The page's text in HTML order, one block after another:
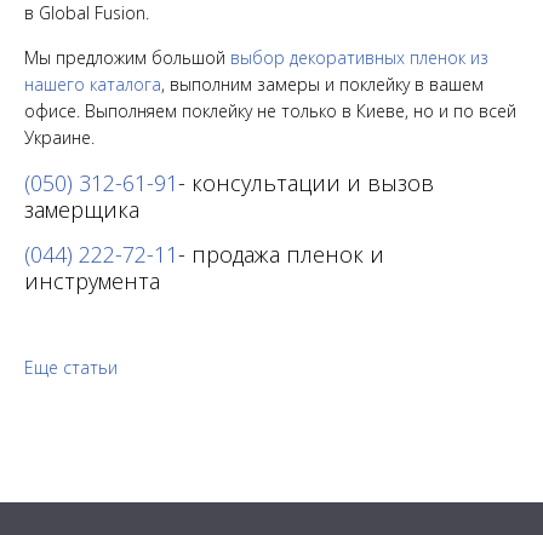
в Global Fusion.
Мы предложим большой выбор декоративных пленок из
нашего каталога, выполним замеры и поклейку в вашем
офисе. Выполняем поклейку не только в Киеве, но и по всей
Украине.
(050) 312-61-91- консультации и вызов
замерщика
(044) 222-72-11- продажа пленок и
инструмента
Еще статьи